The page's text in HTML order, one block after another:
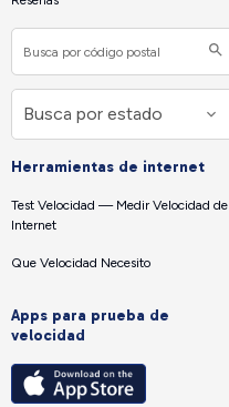
Herramientas de internet
Test Velocidad — Medir Velocidad de
Internet
Que Velocidad Necesito
Apps para prueba de
velocidad